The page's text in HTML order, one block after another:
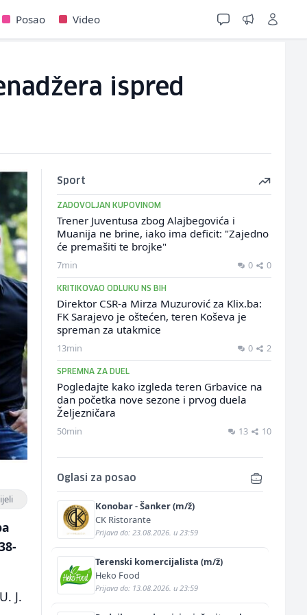
Posao Video
ispred
J.
Sport
ZADOVOLJAN KUPOVINOM
Trener Juventusa zbog Alajbegovića i
Muanija ne brine, iako ima deficit: "Zajedno
će premašiti te brojke"
7min 0 0
KRITIKOVAO ODLUKU NS BIH
Direktor CSR-a Mirza Muzurović za Klix.ba:
FK Sarajevo je oštećen, teren Koševa je
spreman za utakmice
13min 0 2
SPREMNA ZA DUEL
Pogledajte kako izgleda teren Grbavice na
dan početka nove sezone i prvog duela
Željezničara
50min 13 10
Oglasi za posao
Konobar - Šanker (m/ž)
CK Ristorante
Prijava do: 23.08.2026. u 23:59
Terenski komercijalista (m/ž)
Heko Food
Prijava do: 13.08.2026. u 23:59